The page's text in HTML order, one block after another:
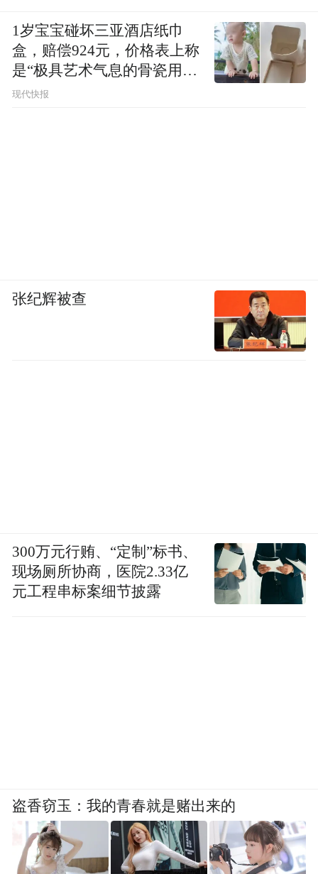
1岁宝宝碰坏三亚酒店纸巾
盒，赔偿924元，价格表上称
是“极具艺术气息的骨瓷用
品”
现代快报
张纪辉被查
300万元行贿、“定制”标书、
现场厕所协商，医院2.33亿
元工程串标案细节披露
盗香窃玉：我的青春就是赌出来的